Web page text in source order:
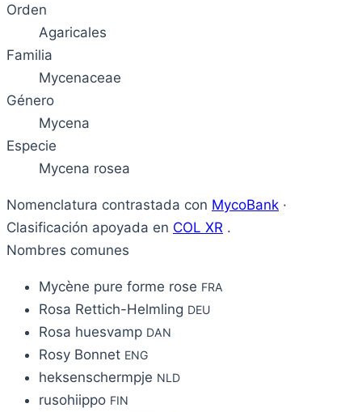
Orden
Agaricales
Familia
Mycenaceae
Género
Mycena
Especie
Mycena rosea
Nomenclatura contrastada con MycoBank ·
Clasificación apoyada en COL XR .
Nombres comunes
Mycène pure forme rose FRA
Rosa Rettich-Helmling DEU
Rosa huesvamp DAN
Rosy Bonnet ENG
heksenschermpje NLD
rusohiippo FIN